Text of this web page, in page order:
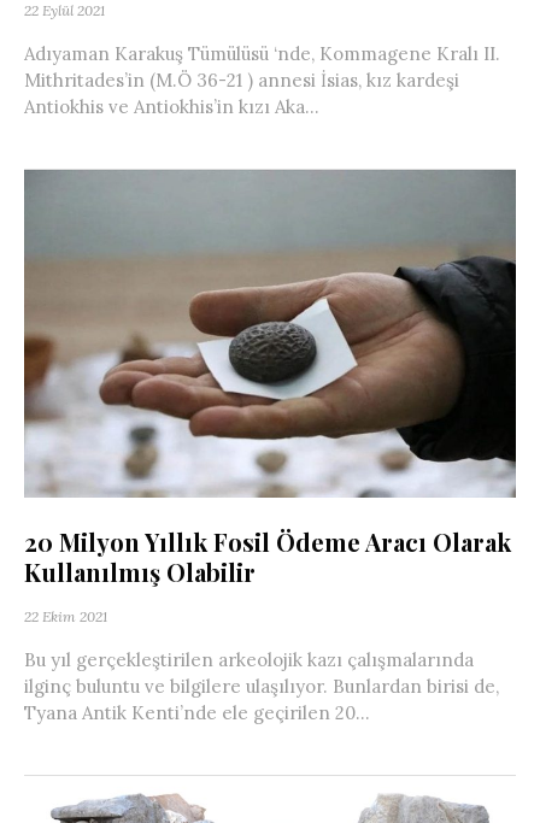
22 Eylül 2021
Adıyaman Karakuş Tümülüsü ‘nde, Kommagene Kralı II.
Mithritades’in (M.Ö 36-21 ) annesi İsias, kız kardeşi
Antiokhis ve Antiokhis’in kızı Aka...
20 Milyon Yıllık Fosil Ödeme Aracı Olarak
Kullanılmış Olabilir
22 Ekim 2021
Bu yıl gerçekleştirilen arkeolojik kazı çalışmalarında
ilginç buluntu ve bilgilere ulaşılıyor. Bunlardan birisi de,
Tyana Antik Kenti’nde ele geçirilen 20...